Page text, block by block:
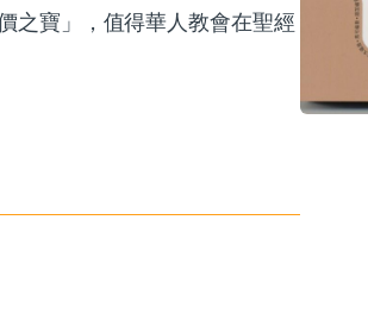
之寶」，值得華人教會在聖經